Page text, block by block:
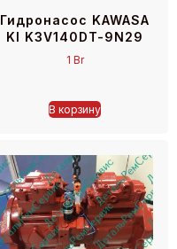
Гидронасос KAWASA
KI K3V140DT-9N29
1 Br
В корзину